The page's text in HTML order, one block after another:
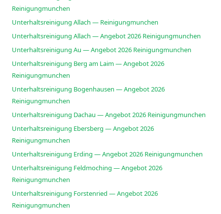
Reinigungmunchen
Unterhaltsreinigung Allach — Reinigungmunchen
Unterhaltsreinigung Allach — Angebot 2026 Reinigungmunchen
Unterhaltsreinigung Au — Angebot 2026 Reinigungmunchen
Unterhaltsreinigung Berg am Laim — Angebot 2026
Reinigungmunchen
Unterhaltsreinigung Bogenhausen — Angebot 2026
Reinigungmunchen
Unterhaltsreinigung Dachau — Angebot 2026 Reinigungmunchen
Unterhaltsreinigung Ebersberg — Angebot 2026
Reinigungmunchen
Unterhaltsreinigung Erding — Angebot 2026 Reinigungmunchen
Unterhaltsreinigung Feldmoching — Angebot 2026
Reinigungmunchen
Unterhaltsreinigung Forstenried — Angebot 2026
Reinigungmunchen